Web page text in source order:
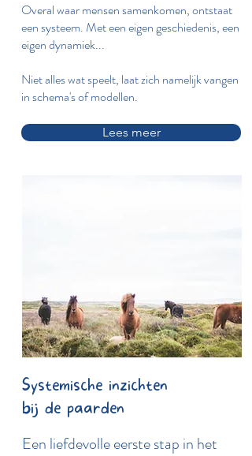
Overal waar mensen samenkomen, ontstaat
een systeem. Met een eigen geschiedenis, een
eigen dynamiek...
Niet alles wat speelt, laat zich namelijk vangen
in schema's of modellen.
Lees meer
Systemische inzichten
bij de paarden
Een liefdevolle eerste stap in het